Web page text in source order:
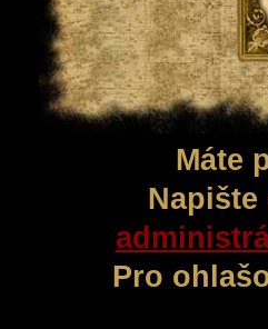
Máte
Napište
Pro